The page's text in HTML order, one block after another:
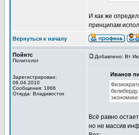
И как же
принципам
Вернуться к началу
Пойнтс
Политолог
Зарегистрирован:
06.04.2010
Сообщения: 1866
Откуда: Владивосток
Добавлено: Вт
Иванов
экономике
Всё равно
но не массив